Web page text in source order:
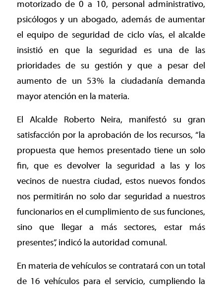
motorizado de 0 a 10, personal administrativo,
psicólogos y un abogado, además de aumentar
el equipo de seguridad de ciclo vías, el alcalde
insistió en que la seguridad es una de las
prioridades de su gestión y que a pesar del
aumento de un 53% la ciudadanía demanda
mayor atención en la materia.
El Alcalde Roberto Neira, manifestó su gran
satisfacción por la aprobación de los recursos, “la
propuesta que hemos presentado tiene un solo
fin, que es devolver la seguridad a las y los
vecinos de nuestra ciudad, estos nuevos fondos
nos permitirán no solo dar seguridad a nuestros
funcionarios en el cumplimiento de sus funciones,
sino que llegar a más sectores, estar más
presentes”, indicó la autoridad comunal.
En materia de vehículos se contratará con un total
de 16 vehículos para el servicio, cumpliendo la